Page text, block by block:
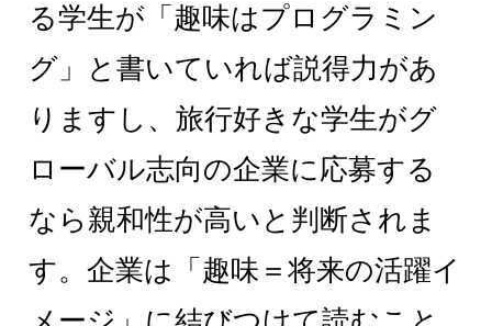
る学生が「趣味はプログラミン
グ」と書いていれば説得力があ
りますし、旅行好きな学生がグ
ローバル志向の企業に応募する
なら親和性が高いと判断されま
す。企業は「趣味＝将来の活躍イ